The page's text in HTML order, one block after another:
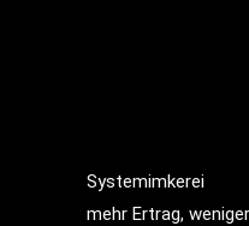
Systemimkerei
mehr Ertrag,